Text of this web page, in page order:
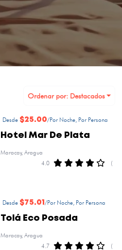
Ordenar por: Destacados
Desde $25.00/Por Noche, Por Persona
Hotel Mar De Plata
Maracay, Aragua
4.0
(1)
Desde $75.01 /Por Noche, Por Persona
Tolá Eco Posada
Maracay, Aragua
4.7
(1)